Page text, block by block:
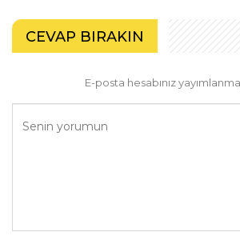
CEVAP BIRAKIN
E-posta hesabınız